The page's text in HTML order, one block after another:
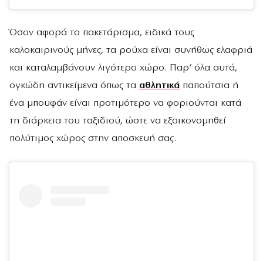
Όσον αφορά το πακετάρισμα, ειδικά τους
καλοκαιρινούς μήνες, τα ρούχα είναι συνήθως ελαφριά
και καταλαμβάνουν λιγότερο χώρο. Παρ’ όλα αυτά,
ογκώδη αντικείμενα όπως τα αθλητικά παπούτσια ή
ένα μπουφάν είναι προτιμότερο να φοριούνται κατά
τη διάρκεια του ταξιδιού, ώστε να εξοικονομηθεί
πολύτιμος χώρος στην αποσκευή σας.